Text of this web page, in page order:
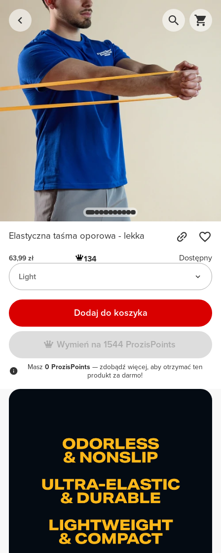
Elastyczna taśma oporowa - lekka
63,99 zł 134
Dostępny
Light
Dodaj do koszyka
Wymień na 1544 ProzisPoints
Masz 0 ProzisPoints — zdobądź więcej, aby otrzymać ten
produkt za darmo!